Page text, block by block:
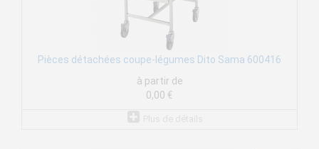
Pièces détachées coupe-légumes Dito Sama 600416
à partir de
0,00 €